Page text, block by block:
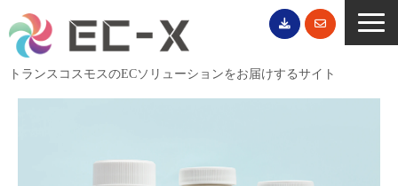
トランスコスモスのECソリューションをお届けするサイト
EC導入事例